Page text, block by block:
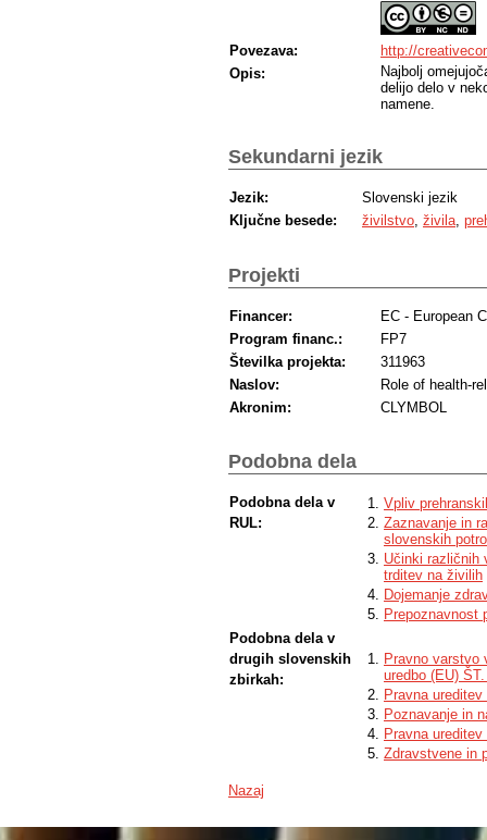
Povezava:
http://
Opis:
Najbolj
delijo delo v
namene.
Sekundarni jezik
Jezik:
Slovenski jezik
Ključne besede:
živilstvo živila
Projekti
Financer:
EC - European
Program financ.:
FP7
Številka projekta:
311963
Naslov:
Role of health-
Akronim:
CLYMBOL
Podobna dela
Podobna dela v
RUL:
Vpliv
Zaznavanje in
slovenskih
Učinki različnih
trditev na živilih
Dojemanje
Prepoznavnost
Podobna dela v
drugih slovenskih
zbirkah:
Pravno varstvo
uredbo (EU)
Pravna
Poznavanje in
Pravna
Zdravstvene in
Nazaj